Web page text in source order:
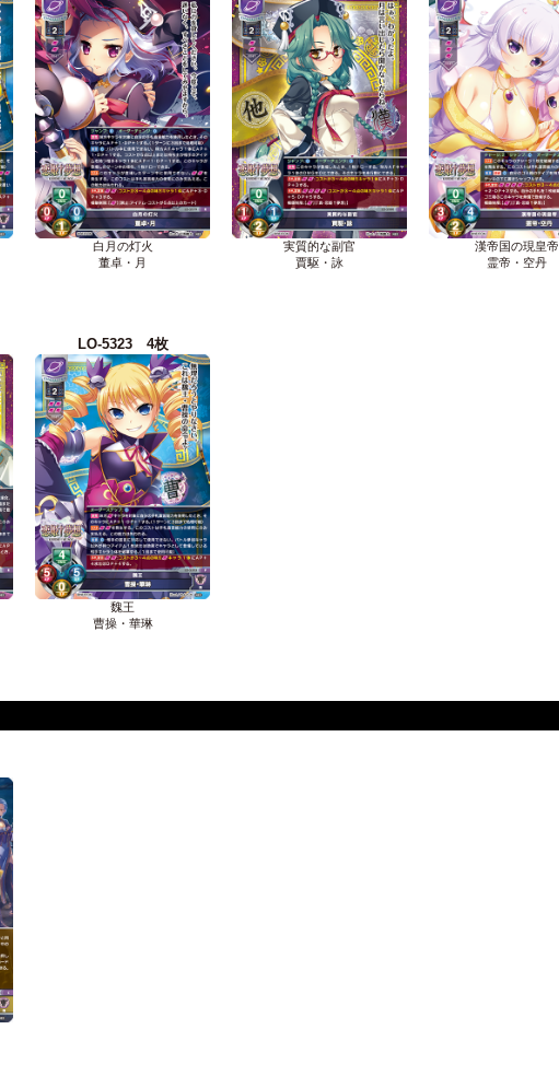
白月の灯火
董卓・月
実質的な副官
賈駆・詠
漢帝国の現皇帝
霊帝・空丹
LO-5323 4枚
魏王
曹操・華琳